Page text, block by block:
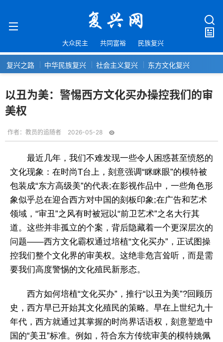
大众民主 共同富裕 民族复兴
复兴之路 中华民族复兴 社会主义复兴 东方文化复兴
以丑为美：警惕西方文化买办操控我们的审
美权
作者： 教员的追随者 2026-05-28
最近几年，我们不难发现一些令人困惑甚至愤怒的
文化现象：在时尚T台上，刻意强调“眯眯眼”的模特被
包装成“东方高级美”的代表;在影视作品中，一些角色形
象似乎总在迎合西方对中国的刻板印象;在广告和艺术
领域，“审丑”之风有时被冠以“前卫艺术”之名大行其
道。这些并非孤立的个案，背后隐藏着一个更深层次的
问题——西方文化霸权通过培植“文化买办”，正试图操
控我们整个文化界的审美权。这绝非危言耸听，而是需
要我们高度警惕的文化殖民新形态。
西方如何培植“文化买办”，推行“以丑为美”?回顾历
史，西方早已开始其文化殖民的策略。早在上世纪九十
年代，西方就通过其掌握的时尚界话语权，刻意塑造中
国的“美丑”标准。例如，符合东方传统审美的模特姚佩